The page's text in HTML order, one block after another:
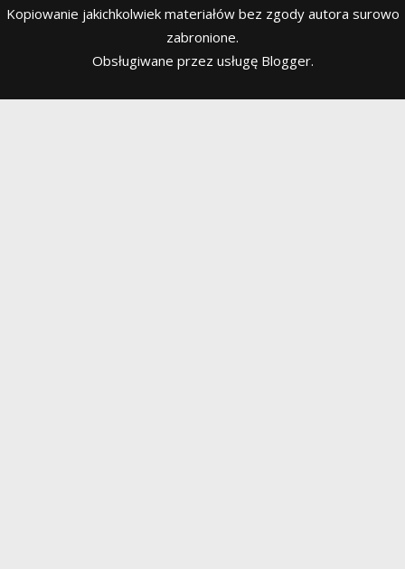
Kopiowanie jakichkolwiek materiałów bez zgody autora surowo
zabronione.
Obsługiwane przez usługę Blogger.